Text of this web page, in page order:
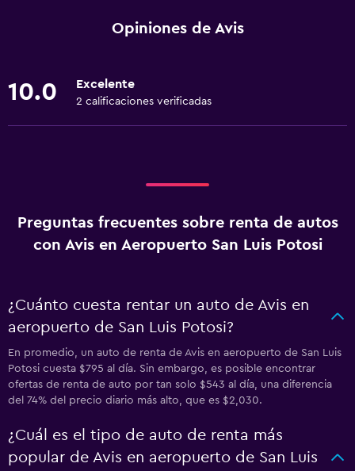
Opiniones de Avis
10.0 Excelente
2 calificaciones verificadas
Preguntas frecuentes sobre renta de autos
con Avis en Aeropuerto San Luis Potosi
¿Cuánto cuesta rentar un auto de Avis en
aeropuerto de San Luis Potosi?
En promedio, un auto de renta de Avis en aeropuerto de San Luis
Potosi cuesta $795 al día. Sin embargo, es posible encontrar
ofertas de renta de auto por tan solo $543 al día, una diferencia
del 74% del precio diario más alto, que es $2,030.
¿Cuál es el tipo de auto de renta más
popular de Avis en aeropuerto de San Luis